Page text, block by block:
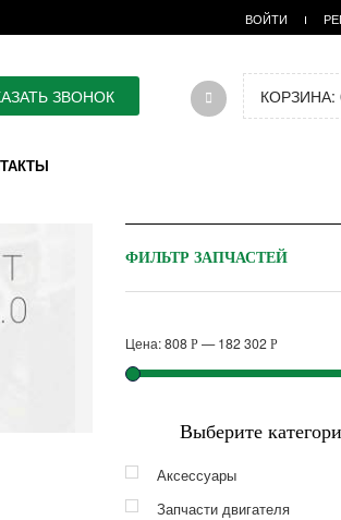
ВОЙТИ
ЗВОНОК КОРЗИНА:
ФИЛЬТР ЗАПЧАСТЕЙ
Цена:808 Р—182 302 Р
Выберите
Аксессуары
Запчасти двигателя